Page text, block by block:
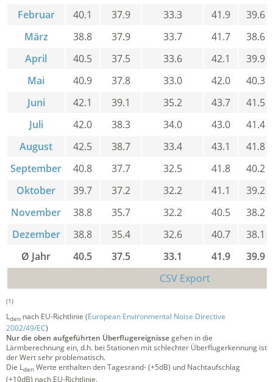
Februar
40.1 37.9 33.3 41.9
39.6
März
38.8 37.9 33.7 41.7
38.6
April
40.5 37.5 33.6 42.1
39.9
Mai
40.9 37.8 33.0 42.0
40.3
Juni
42.1 39.1 35.2 43.7
41.5
Juli
42.0 38.3 34.0 43.0
41.4
August
42.5 38.7 33.4 43.1
41.8
September
40.8 37.7 32.5 41.8
40.2
Oktober
39.7 37.2 32.2 41.1
39.2
November
38.8 35.7 32.2 40.5
38.2
Dezember
38.8 35.4 32.6 40.7
38.1
Ø Jahr
40.5 37.5 33.1 41.9
39.9
CSV Export
(1)
Lden nach EU-Richtlinie (European Environmental Noise Directive
2002/49/EC)
Nur die oben aufgeführten Überflugereignissegehen in die
Lärmberechnung ein, d.h. bei Stationen mit schlechter Überflugerkennung ist
der Wert sehr problematisch.
Die Lden Werte enthalten den Tagesrand- (+5dB) und Nachtaufschlag
(+10dB) nach EU-Richtlinie.